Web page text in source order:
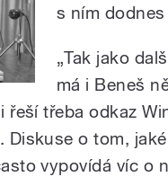
s ním
„Tak jako
má i Beneš
řeší třeba odkaz
Diskuse o tom,
vypovídá víc o